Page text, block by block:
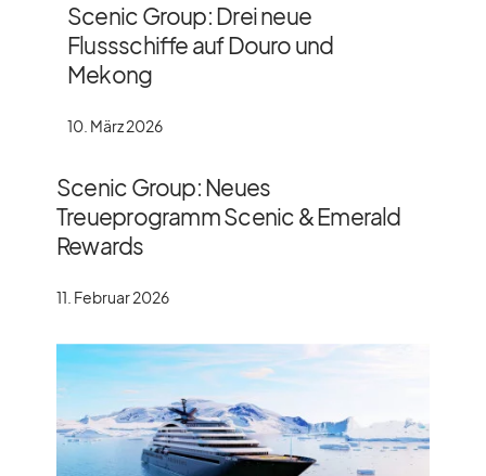
Scenic Group: Drei neue
Flussschiffe auf Douro und
Mekong
10. März 2026
Scenic Group: Neues
Treueprogramm Scenic & Emerald
Rewards
11. Februar 2026